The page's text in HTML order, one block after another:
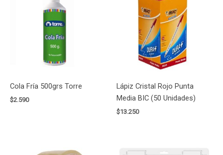
Cola Fría 500grs Torre
$2.590
Lápiz Cristal Rojo Punta
Media BIC (50 Unidades)
$13.250